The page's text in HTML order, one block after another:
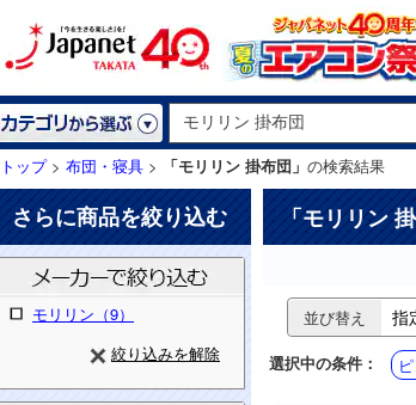
トップ> 布団・寝具 > 「モリリン 掛布団」 の検索結果
さらに商品を絞り込む
モリリン（9）
絞り込みを解除
「モリリン
並び替え
選択中の条件：